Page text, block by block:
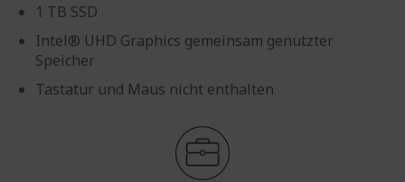
1 TB SSD
Intel® UHD Graphics gemeinsam genutzter
Speicher
Tastatur und Maus nicht enthalten